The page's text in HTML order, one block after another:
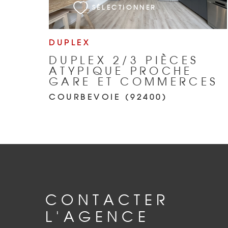
DUPLEX
DUPLEX 2/3 PIÈCES
ATYPIQUE PROCHE
GARE ET COMMERCES
COURBEVOIE (92400)
SÉLECTIONNER
CONTACTER
L'AGENCE